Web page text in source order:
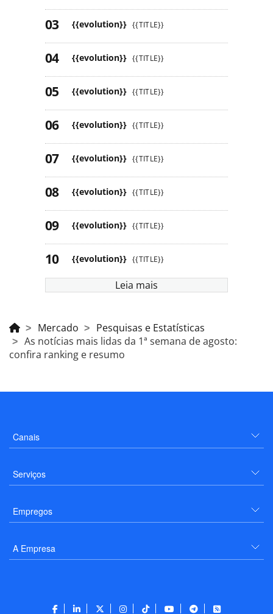
{{evolution}} {{TITLE}}
{{evolution}} {{TITLE}}
{{evolution}} {{TITLE}}
{{evolution}} {{TITLE}}
{{evolution}} {{TITLE}}
{{evolution}} {{TITLE}}
{{evolution}} {{TITLE}}
{{evolution}} {{TITLE}}
Leia mais
Mercado
Pesquisas e Estatísticas
As notícias mais lidas da 1ª semana de agosto:
confira ranking e resumo
Canais
Serviços
Empregos
A Empresa